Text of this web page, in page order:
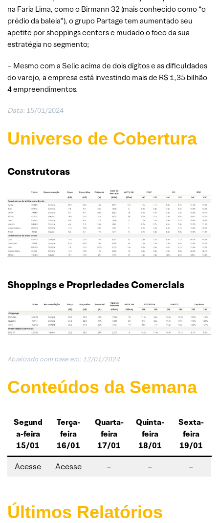
na Faria Lima, como o Birmann 32 (mais conhecido como “o
prédio da baleia”), o grupo Partage tem aumentado seu
apetite por shoppings centers e mudado o foco da sua
estratégia no segmento;
– Mesmo com a Selic acima de dois dígitos e as dificuldades
do varejo, a empresa está investindo mais de R$ 1,35 bilhão
4 empreendimentos.
Data: 15/01/2024
Universo de Cobertura
Construtoras
Shoppings e Propriedades Comerciais
Atualizado com base em: 12/01/2024
Conteúdos da Semana
Segund
a-feira
15/01
Terça-
feira
16/01
Quarta-
feira
17/01
Quinta-
feira
18/01
Sexta-
feira
19/01
Acesse Acesse – – –
Últimos Relatórios